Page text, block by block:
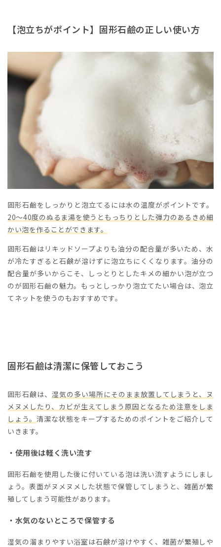
【泡立ちがポイント】固形石鹼の正しい使い方
固形石鹼をしっかりと泡立てるには水の温度がポイントです。
20～40度のぬるま湯を使うともっちりとした弾力のあるきめ細
かい泡を作ることができます。
固形石鹼はリキッドソープよりも油分の配合量が多いため、水
が冷たすぎると石鹸が溶けずに泡立ちにくくなります。油分の
配合量が多いからこそ、しっとりとしたキメの細かい泡が立つ
のが固形石鹼の魅力。もっとしっかり泡立てたい場合は、泡立
てネットを使うのもおすすめです。
固形石鹼は清潔に保管しておこう
固形石鹸は、 湿気の多い場所にそのまま放置してしまうと、ヌ
メヌメしたり、カビが生えてしまう原因となるため注意をしま
しょう。清潔な状態をキープするためのポイントをご紹介して
いきます。
・使用後は軽く洗い流す
固形石鹼を使用した後に付いている泡は洗い流すようにしまし
ょう。表面がヌメヌメした状態で保管してしまうと、雑菌が繁
殖してしまう可能性があります。
・水気のないところで保管する
湿気の溜まりやすい浴室は石鹸が溶けやすく、雑菌が繁殖しや